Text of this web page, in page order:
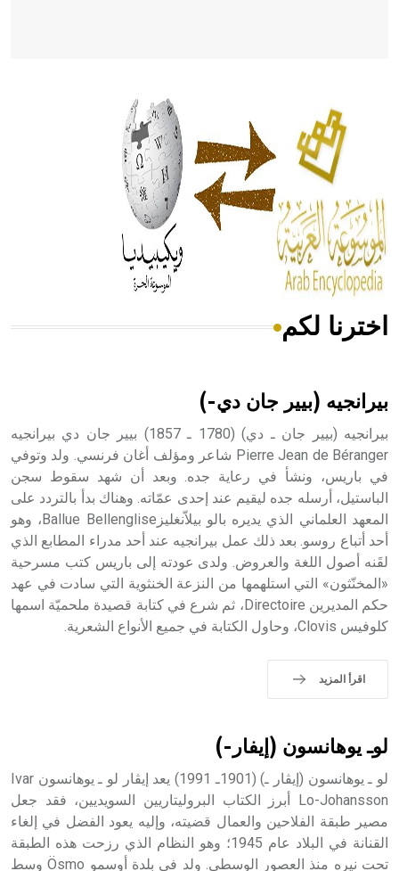
الحكم، الأدلة، تنظيم التغذية، ورسالته في جروح الرأس. ويعود
له الفضل بأنه حرر الطب من الدين والفلسفة.
- هل تعلم أن المرجان إفراز حيواني يتكون في البحر ويتركب
من مادة كربونات الكلسيوم، وهو أحمر أو شديد الحمرة وهو
أجود أنواعه، ويمتاز بكبر الحجم ويسمى الش
هل تعلم أن الأبسيد كلمة فرنسية اللفظ تم اعتمادها مصطلحاً
- هل تعلم أن أبجر Abgar اسم معروف جيداً يعود إلى عدد من
الملوك الذين حكموا مدينة إديسا (الرها) من أبجر الأول وحتى
التاسع، وهم ينتسبون إلى أسرة أوسروين
- هل تعلم أن الأبجدية الكنعانية تتألف من /22/ علامة كتابية
sign تكتب منفصلة غير متصلة، وتعتمد المبدأ الأكوروفوني،
اخترنا لكم
بيرانجيه (بيير جان دي-)
بيرانجيه (بيير جان ـ دي) (1780 ـ 1857) بيير جان دي بيرانجيه
Pierre Jean de Béranger شاعر ومؤلف أغان فرنسي. ولد وتوفي
في باريس، ونشأ في رعاية جده. وبعد أن شهد سقوط سجن
الباستيل، أرسله جده ليقيم عند إحدى عمّاته. وهناك بدأ بالتردد على
المعهد العلماني الذي يديره بالو بيلاّنغليزBallue Bellenglise، وهو
أحد أتباع روسو. بعد ذلك عمل بيرانجيه عند أحد مدراء المطابع الذي
لقَنه أصول اللغة والعروض. ولدى عودته إلى باريس كتب مسرحية
«المخنّثون» التي استلهمها من النزعة الخنثوية التي سادت في عهد
حكم المديرين Directoire، ثم شرع في كتابة قصيدة ملحميّة اسمها
كلوفيس Clovis، وحاول الكتابة في جميع الأنواع الشعرية.
اقرأ المزيد
لوـ يوهانسون (إيفار-)
لو ـ يوهانسون (إيڤار ـ) (1901ـ 1991) يعد إيڤار لو ـ يوهانسون Ivar
Lo-Johansson أبرز الكتاب البروليتاريين السويديين، فقد جعل
مصير طبقة الفلاحين والعمال قضيته، وإليه يعود الفضل في إلغاء
القنانة في البلاد عام 1945؛ وهو النظام الذي رزحت هذه الطبقة
تحت نيره منذ العصور الوسطى. ولد في بلدة أوسمو Ösmo وسط